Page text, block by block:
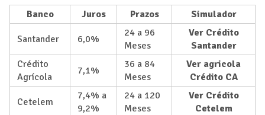
Banco
Juros Prazos Simulador
Santander 6,0%
24 a 96
Meses
Ver Crédito
Santander
Crédito
Agrícola
7,1%
36 a 84
Meses
Ver agricola
Crédito CA
Cetelem
7,4% a
9,2%
24 a 120
Meses
Ver Crédito
Cetelem